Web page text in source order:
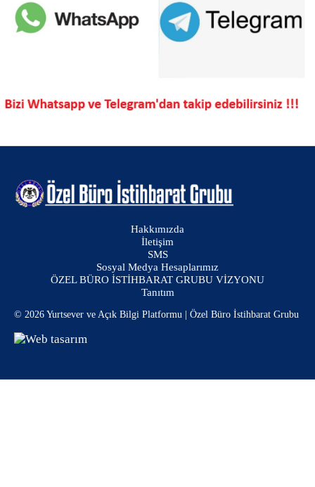
Hakkımızda
İletişim
SMS
Sosyal Medya Hesaplarımız
ÖZEL BÜRO İSTİHBARAT GRUBU VİZYONU
Tanıtım
© 2026 Yurtsever ve Açık Bilgi Platformu | Özel Büro İstihbarat Grubu